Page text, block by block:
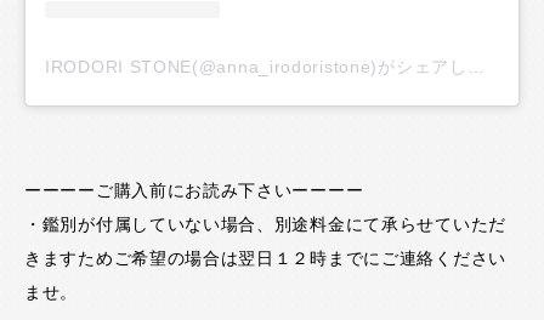
ーーーーご購入前にお読み下さいーーーー
・鑑別が付属していない場合、別途料金にて承らせていただ
きますためご希望の場合は翌日１２時までにご連絡ください
ませ。